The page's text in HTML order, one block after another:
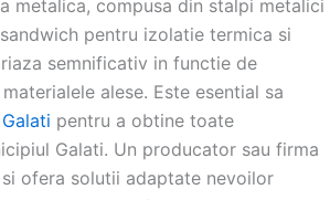
metalica, compusa din stalpi metalici
pentru izolatie termica si
semnificativ in functie de
alese. Este esential sa
pentru a obtine toate
Galati. Un producator sau firma
ofera solutii adaptate nevoilor